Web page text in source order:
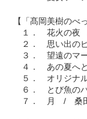
【「髙岡美樹のべ
１． 花火の
２． 思い出の
３． 望遠のマ
４． あの夏へ
５． オリジナ
６． とび魚の
７． 月 / 桑